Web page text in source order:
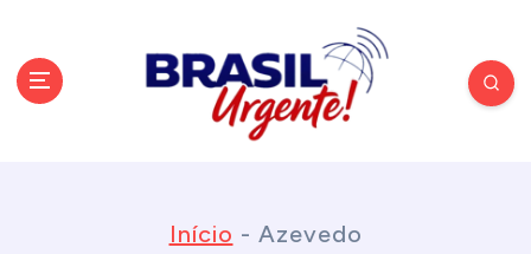
Início - Azevedo